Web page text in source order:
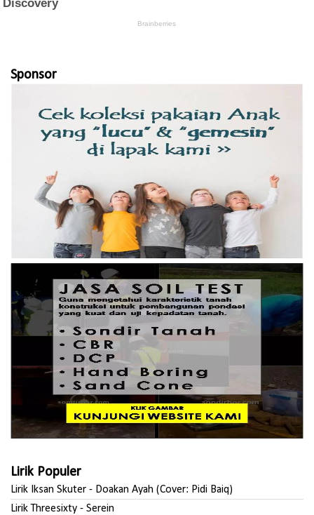
Sponsor
Lirik Populer
Lirik Iksan Skuter - Doakan Ayah (Cover: Pidi Baiq)
Lirik Threesixty - Serein